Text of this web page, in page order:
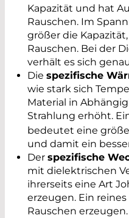
Kapazität und hat
Rauschen. Im
größer die
Rauschen. Bei der
verhält es sich
Die spezifische
wie stark sich
Material in
Strahlung erhöht.
bedeutet eine
und damit ein
Der spezifische
mit dielektrischen
ihrerseits eine Art
erzeugen. Ein
Rauschen